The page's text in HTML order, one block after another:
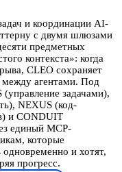
и координации AI-
с двумя шлюзами
предметных
контекста»: когда
CLEO сохраняет
между агентами. Под
задачами),
NEXUS (код-
и CONDUIT
единый MCP-
которые
и хотят,
прогресс.